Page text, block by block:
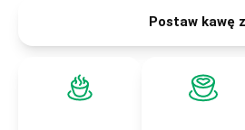
Postaw kawę